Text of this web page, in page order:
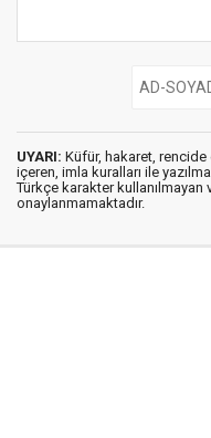
UYARI: Küfür, hakaret, rencide
içeren, imla kuralları ile
Türkçe karakter kullanılmayan
onaylanmamaktadır.